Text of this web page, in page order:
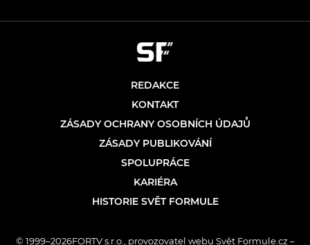
REDAKCE
KONTAKT
ZÁSADY OCHRANY OSOBNÍCH ÚDAJŮ
ZÁSADY PUBLIKOVÁNÍ
SPOLUPRÁCE
KARIÉRA
HISTORIE SVĚT FORMULE
© 1999–2026FORTV s.r.o., provozovatel webu Svět Formule.cz –